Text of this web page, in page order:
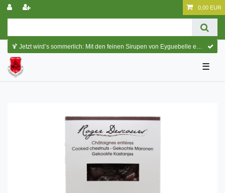
0,00 EUR
🍹 Jetzt wird’s sommerlich: Mit den feinen Sirupen von Eyguebelle entstehen erfrischende Cocktails und köstliche Sommerdrinks.
☰